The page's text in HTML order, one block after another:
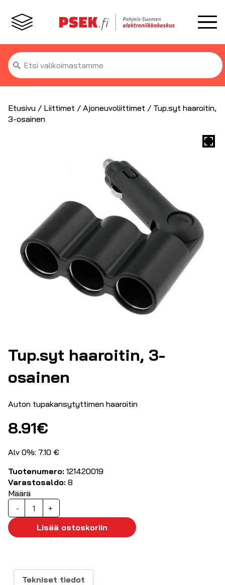
Etsi:
Etusivu / Liittimet / Ajoneuvoliittimet / Tup.syt haaroitin,
3-osainen
Tup.syt haaroitin, 3-
osainen
Auton tupakansytyttimen haaroitin
8.91€
Alv 0%: 7.10 €
Tuotenumero: 121420019
Varastosaldo: 8
Määrä
-
Tup.syt
haaroitin,
osainen
+
Lisää ostoskoriin
Tekniset tiedot